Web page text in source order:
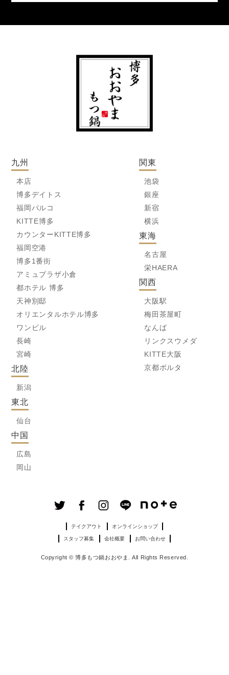
九州
本店
博多デイトス
福岡パルコ
KITTE博多
カウンターKITTE博多
福岡空港
博多1番街
アミュプラザ小倉
都ホテル 博多
天神別邸
オリエンタルホテル博多
ワンビル
長崎
宮崎
関東
池袋
銀座
新宿
横浜
東海
名古屋
栄HAERA
関西
大阪駅
梅田茶屋町
なんば
リンクスウメダ
KITTE大阪
京都ポルタ
北陸
新潟
東北
仙台
中国
広島
岡山
テイクアウト オンラインショップ
スタッフ募集 会社概要 お問い合わせ
Copyright © 博多もつ鍋おおやま. All Rights Reserved.